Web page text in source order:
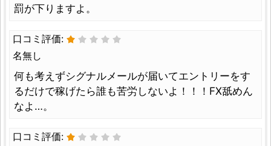
罰が下りますよ。
口コミ評価:
名無し
何も考えずシグナルメールが届いてエントリーをす
るだけで稼げたら誰も苦労しないよ！！！FX舐めん
なよ…。
口コミ評価: